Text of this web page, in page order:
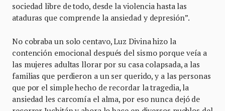
sociedad libre de todo, desde la violencia hasta las
ataduras que comprende la ansiedad y depresión”.
No cobraba un solo centavo, Luz Divina hizo la
contención emocional después del sismo porque veía a
las mujeres adultas llorar por su casa colapsada, a las
familias que perdieron a un ser querido, y a las personas
que por el simple hecho de recordar la tragedia, la
ansiedad les carcomía el alma, por eso nunca dejó de